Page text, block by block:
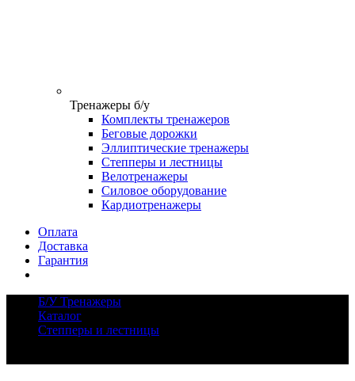
Тренажеры б/у
Комплекты тренажеров
Беговые дорожки
Эллиптические тренажеры
Степперы и лестницы
Велотренажеры
Силовое оборудование
Кардиотренажеры
Оплата
Доставка
Гарантия
Б/У Тренажеры
Каталог
Степперы и лестницы